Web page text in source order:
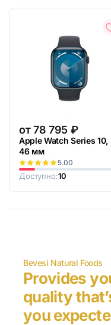
от78 795 ₽
Apple Watch Series 10,
46 мм
5.00
Доступно:10
Bevesi Natural Foods
Provides
quality
you